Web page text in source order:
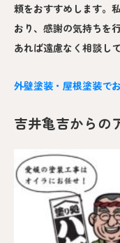
頼をおすすめします。
おり、感謝の気持ちを
あれば遠慮なく相談し
外壁塗装・屋根塗装で
吉井亀吉からの